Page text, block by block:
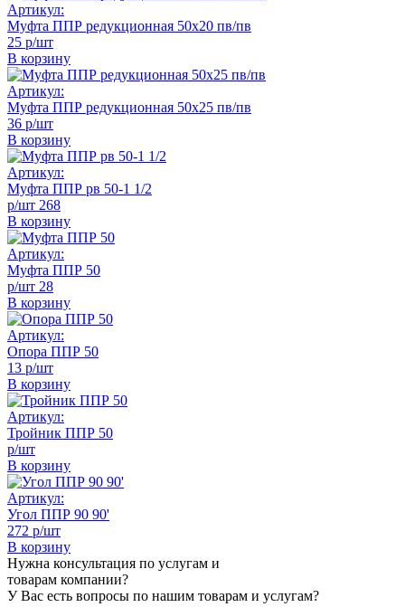
Артикул:
Муфта ППР редукционная 50х20 пв/пв
25 р/шт
В корзину
Артикул:
Муфта ППР редукционная 50х25 пв/пв
36 р/шт
В корзину
Артикул:
Муфта ППР рв 50-1 1/2
р/шт 268
В корзину
Артикул:
Муфта ППР 50
р/шт 28
В корзину
Артикул:
Опора ППР 50
13 р/шт
В корзину
Артикул:
Тройник ППР 50
р/шт
В корзину
Артикул:
Угол ППР 90 90'
272 р/шт
В корзину
Нужна консультация по услугам и
товарам компании?
У Вас есть вопросы по нашим товарам и услугам?